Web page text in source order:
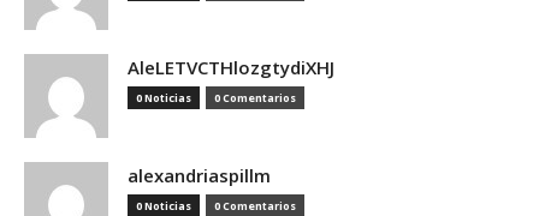
AleLETVCTHlozgtydiXHJ
0 Noticias 0 Comentarios
alexandriaspillm
0 Noticias 0 Comentarios